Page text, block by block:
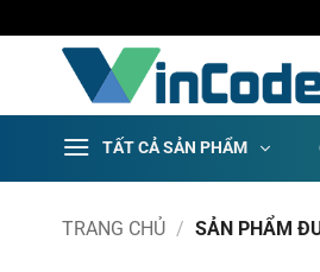
qua
TẤT CẢ SẢN PHẨM
TRANG CHỦ / SẢN PHẨM